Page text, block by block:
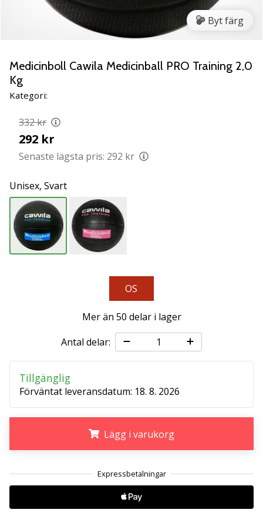
ambassadör
passion
som
vi?
us
as
Brand
11. 8. 2022
3 min. läsning
Weplayvolleyball
Facebook-
sida
eller
ett
diskussionsforum?
pengar.
med
Byt färg
Medicinboll Cawila Medicinball PRO Training 2,0
Kg
Kategori:
332 kr
292 kr
Senaste lägsta pris: 292 kr
Unisex, Svart
OS
Mer än 50 delar i lager
Antal delar:
Tillgänglig
Förväntat leveransdatum: 18. 8. 2026
Lägg i varukorg